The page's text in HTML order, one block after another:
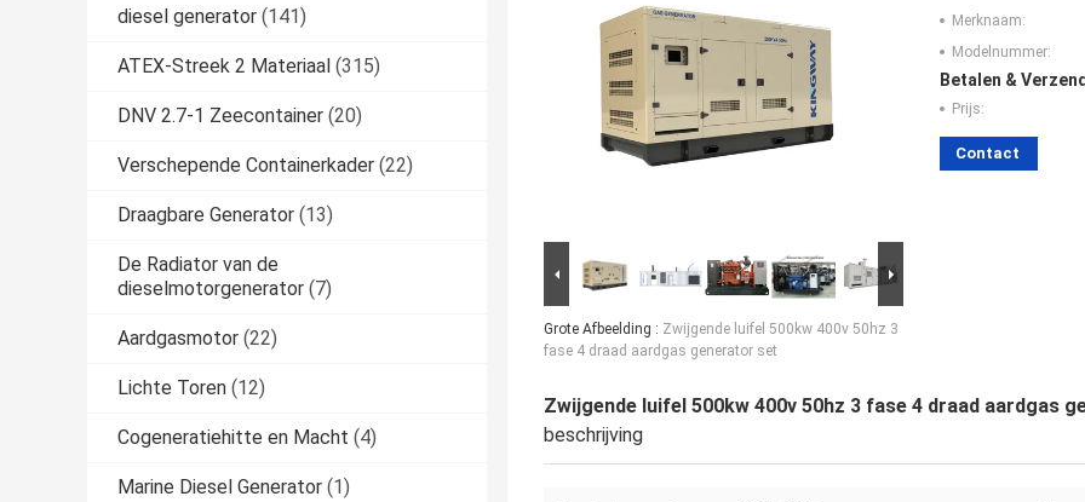
diesel generator (141)
ATEX-Streek 2 Materiaal (315)
DNV 2.7-1 Zeecontainer (20)
Verschepende Containerkader (22)
Draagbare Generator (13)
De Radiator van de
dieselmotorgenerator (7)
Aardgasmotor (22)
Lichte Toren (12)
Cogeneratiehitte en Macht (4)
Marine Diesel Generator (1)
Grote Afbeelding : Zwijgende luifel 500kw 400v 50hz 3
fase 4 draad aardgas generator set
Merknaam:
Modelnummer:
Betalen &
Prijs:
Contact
Zwijgende luifel 500kw 400v 50hz 3 fase 4 draad aardgas
beschrijving